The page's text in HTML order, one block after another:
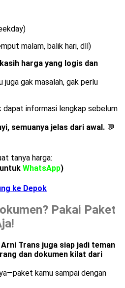
malam, balik hari, dll)
harga yang logis dan
juga gak masalah, gak perlu
dapat informasi lengkap sebelum
semuanya jelas dari awal. 💬
tanya harga:
WhatsApp)
ke Depok
Pakai Paket
Trans juga siap jadi teman
dan dokumen kilat dari
kamu sampai dengan